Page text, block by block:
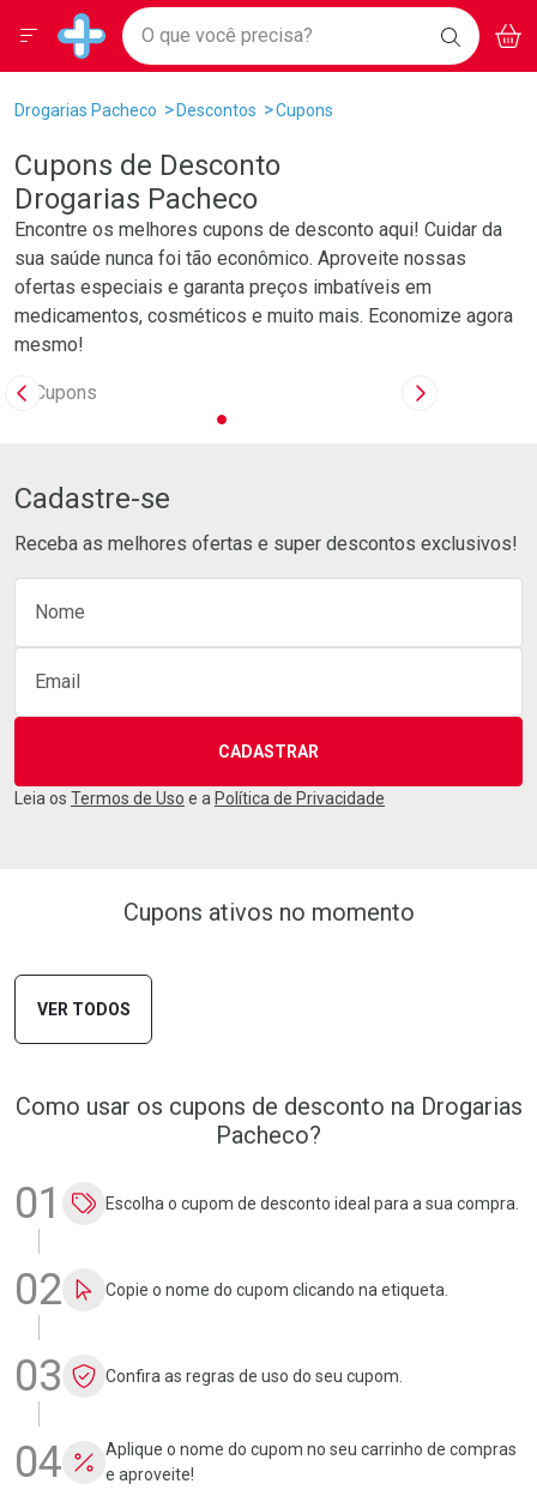
Drogarias Pacheco
Baixe nosso APP e aproveite Ofertas Exclusivas!
BAIXE
O APP
Ir direto para a home
pela página
Ir direto para o conteúdo
Ir direto para a busca
Ir direto para a conta
Ir direto para a notificações
Ir direto para o carrinho
Ir direto para o menu
Faça a sua busca
O que você precisa? BUSCAR
Menu
Drogarias Pacheco Descontos Cupons
Cupons de Desconto
Drogarias Pacheco
Encontre os melhores cupons de desconto aqui! Cuidar da
sua saúde nunca foi tão econômico. Aproveite nossas
ofertas especiais e garanta preços imbatíveis em
medicamentos, cosméticos e muito mais. Economize agora
mesmo!
Imagem Anterior Próxima
Cadastre-se
Receba as melhores ofertas e super descontos exclusivos!
CADASTRAR
Leia os Termos de Uso e a Política de Privacidade
Cupons ativos no momento
VER TODOS
Como usar os cupons de desconto na Drogarias
Pacheco?
01 Escolha o cupom de desconto ideal para a sua compra.
02 Copie o nome do cupom clicando na etiqueta.
03 Confira as regras de uso do seu cupom.
04
Aplique o nome do cupom no seu carrinho de compras
e aproveite!